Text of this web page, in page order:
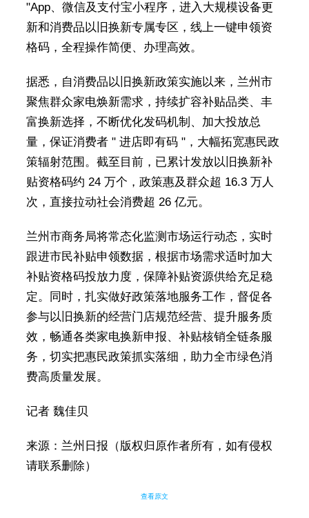
"App、微信及支付宝小程序，进入大规模设备更
新和消费品以旧换新专属专区，线上一键申领资
格码，全程操作简便、办理高效。
据悉，自消费品以旧换新政策实施以来，兰州市
聚焦群众家电焕新需求，持续扩容补贴品类、丰
富换新选择，不断优化发码机制、加大投放总
量，保证消费者 " 进店即有码 "，大幅拓宽惠民政
策辐射范围。截至目前，已累计发放以旧换新补
贴资格码约 24 万个，政策惠及群众超 16.3 万人
次，直接拉动社会消费超 26 亿元。
兰州市商务局将常态化监测市场运行动态，实时
跟进市民补贴申领数据，根据市场需求适时加大
补贴资格码投放力度，保障补贴资源供给充足稳
定。同时，扎实做好政策落地服务工作，督促各
参与以旧换新的经营门店规范经营、提升服务质
效，畅通各类家电换新申报、补贴核销全链条服
务，切实把惠民政策抓实落细，助力全市绿色消
费高质量发展。
记者 魏佳贝
来源：兰州日报（版权归原作者所有，如有侵权
请联系删除）
查看原文